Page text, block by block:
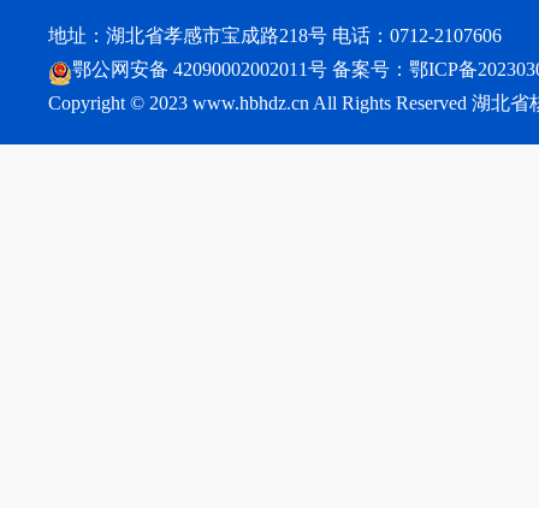
地址：湖北省孝感市宝成路218号 电话：0712-2107606
鄂公网安备 42090002002011号 备案号： 鄂ICP备
Copyright © 2023 www.hbhdz.cn All Rights Reserved 湖北